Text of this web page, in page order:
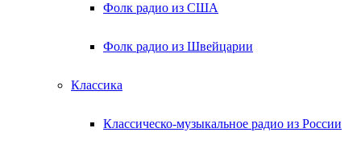
Фолк радио из США
Фолк радио из Швейцарии
Классика
Классическо-музыкальное радио из России